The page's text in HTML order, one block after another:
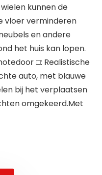
kunnen de
vloer verminderen
en andere
het huis kan lopen.
□: Realistische
auto, met blauwe
bij het verplaatsen
omgekeerd.Met